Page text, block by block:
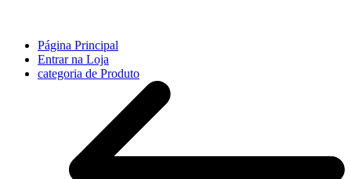
Página Principal
Entrar na Loja
categoria de Produto